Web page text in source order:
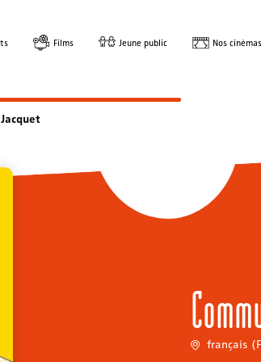
Films Jeune public Nos cinémas
français